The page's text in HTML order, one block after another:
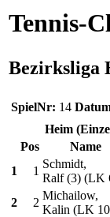
Tennis-
Bezirksliga
SpielNr: 14
Heim
Pos
Name
1
1
Schmidt,
Ralf (3) (LK
2 2
Michailow,
Kalin (LK